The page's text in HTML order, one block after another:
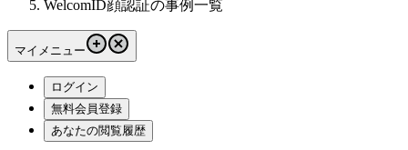
WelcomID顔認証の事例一覧
マイメニュー
ログイン
無料会員登録
あなたの閲覧履歴